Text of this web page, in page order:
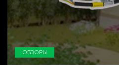
ОБЗОРЫ